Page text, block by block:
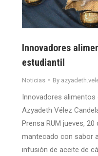
Innovadores
estudiantil
Noticias By
Innovadores
Azyadeth Vélez
Prensa RUM jueves,
mantecado con sabor
infusión de aceite de